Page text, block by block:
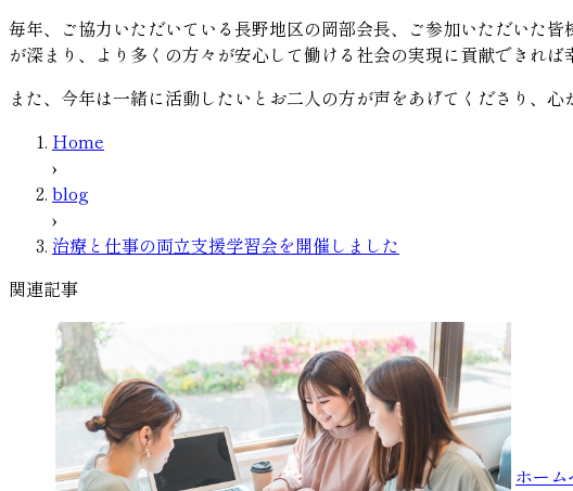
毎年、ご協力いただいている長野地区の岡部会長、ご参加いただいた
が深まり、より多くの方々が安心して働ける社会の実現に貢献できれば
また、今年は一緒に活動したいとお二人の方が声をあげてくださり、心
Home
›
blog
›
治療と仕事の両立支援学習会を開催しました
関連記事
ホー